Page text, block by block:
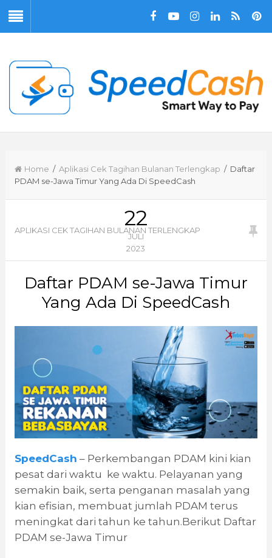
Home / Aplikasi Cek Tagihan Bulanan Terlengkap / Daftar
PDAM se-Jawa Timur Yang Ada Di SpeedCash
22
JULI
2023
APLIKASI CEK TAGIHAN BULANAN TERLENGKAP
Daftar PDAM se-Jawa Timur
Yang Ada Di SpeedCash
SpeedCash – Perkembangan PDAM kini kian
pesat dari waktu ke waktu. Pelayanan yang
semakin baik, serta penganan masalah yang
kian efisian, membuat jumlah PDAM terus
meningkat dari tahun ke tahun.Berikut Daftar
PDAM se-Jawa Timur